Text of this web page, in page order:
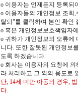
o 이용자는 언제든지 등록되
o 이용자들의 개인정보 조
탈퇴"를 클릭하여 본인 확인
o 혹은 개인정보보호책임자
o 귀하가 개인정보의 오류에
니다. 또한 잘못된 개인정보
도록 하겠습니다.
o 회사는 이용자의 요청에
라 처리하고 그 외의 용도로
단, 14세 미만 아동의 경우,
다.